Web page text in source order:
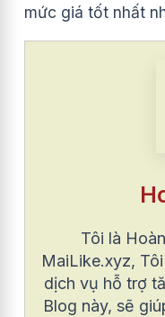
mức giá tốt nhất
Tôi là
MaiLike.xyz,
dịch vụ hỗ trợ
Blog này, sẽ